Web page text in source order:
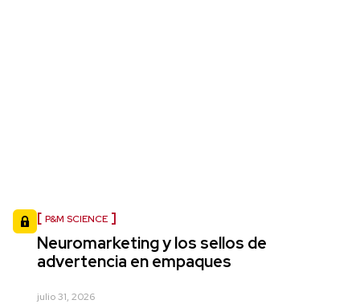
P&M SCIENCE
Neuromarketing y los sellos de
advertencia en empaques
julio 31, 2026